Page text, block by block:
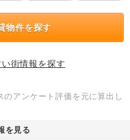
物件を探す
街情報を探す
アンケート評価を元に算出し
を見る